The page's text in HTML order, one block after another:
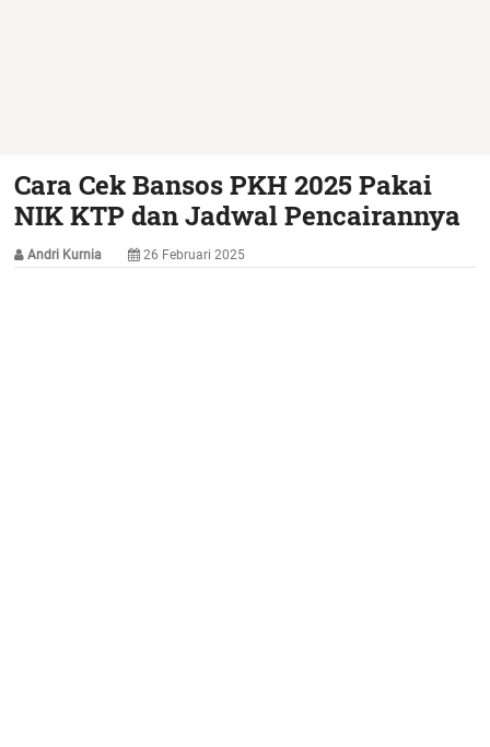
Cara Cek Bansos PKH 2025 Pakai
NIK KTP dan Jadwal Pencairannya
Andri Kurnia 26 Februari 2025